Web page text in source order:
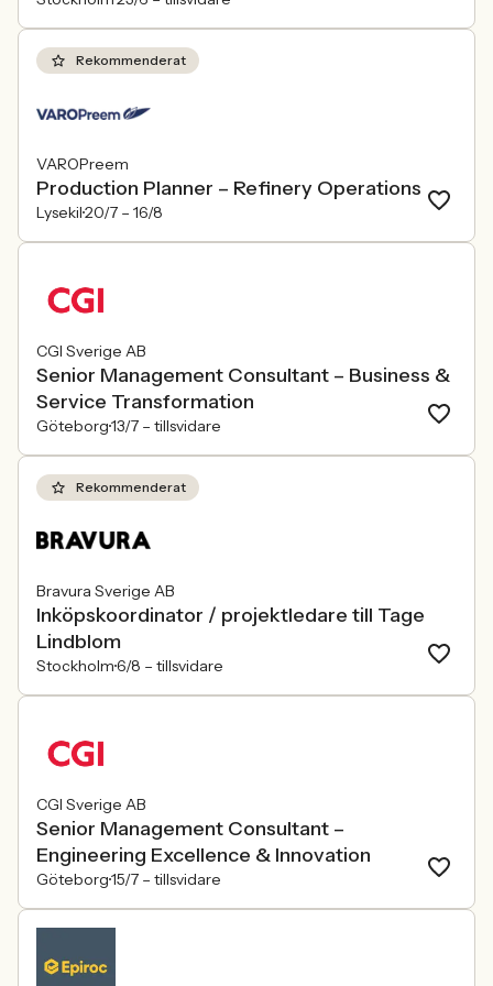
Rekommenderat
VAROPreem
Production Planner – Refinery Operations
Lysekil20/7 – 16/8
CGI Sverige AB
Senior Management Consultant – Business &
Service Transformation
Göteborg13/7 – tillsvidare
Rekommenderat
Bravura Sverige AB
Inköpskoordinator / projektledare till Tage
Lindblom
Stockholm6/8 – tillsvidare
CGI Sverige AB
Senior Management Consultant –
Engineering Excellence & Innovation
Göteborg15/7 – tillsvidare